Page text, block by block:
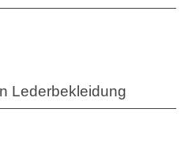
Lederbekleidung